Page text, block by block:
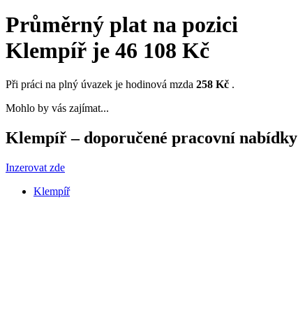
Průměrný plat na pozici
Klempíř je 46 108 Kč
Při práci na plný úvazek je hodinová mzda 258 Kč .
Mohlo by vás zajímat...
Klempíř – doporučené pracovní nabídky
Inzerovat zde
Klempíř